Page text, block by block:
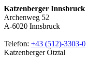
Katzenberger Innsbruck
Archenweg 52
A-6020 Innsbruck
Telefon: +43 (512)-3303-0
Katzenberger Ötztal